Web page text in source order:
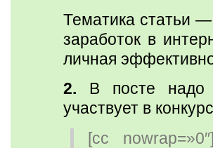
Тематика статьи
заработок в
личная
2. В посте надо
участвует в
[cc